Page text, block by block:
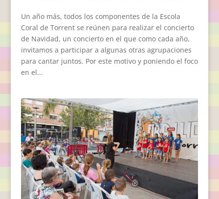
Un año más, todos los componentes de la Escola
Coral de Torrent se reúnen para realizar el concierto
de Navidad, un concierto en el que como cada año,
invitamos a participar a algunas otras agrupaciones
para cantar juntos. Por este motivo y poniendo el foco
en el...